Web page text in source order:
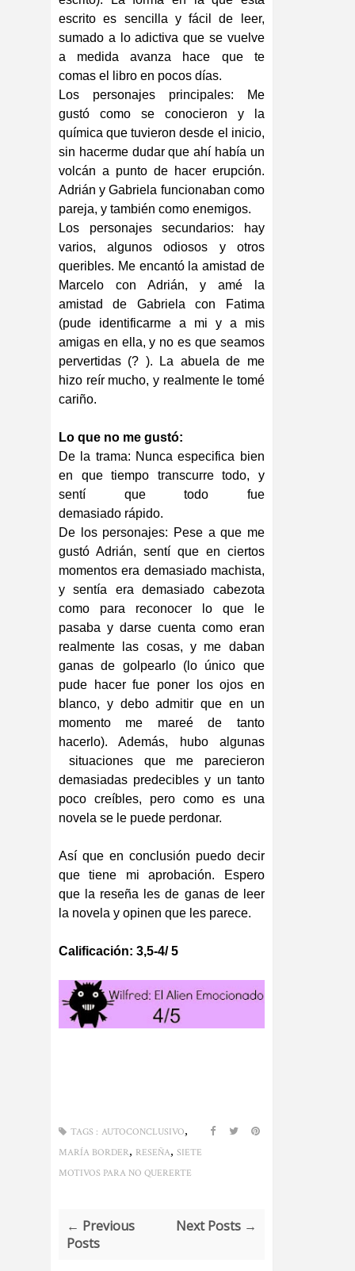
escrito es sencilla y fácil de leer,
sumado a lo adictiva que se vuelve
a medida avanza hace que te
comas el libro en pocos días.
Los personajes principales: Me
gustó como se conocieron y la
química que tuvieron desde el inicio,
sin hacerme dudar que ahí había un
volcán a punto de hacer erupción.
Adrián y Gabriela funcionaban como
pareja, y también como enemigos.
Los personajes secundarios: hay
varios, algunos odiosos y otros
queribles. Me encantó la amistad de
Marcelo con Adrián, y amé la
amistad de Gabriela con Fatima
(pude identificarme a mi y a mis
amigas en ella, y no es que seamos
pervertidas (? ). La abuela de me
hizo reír mucho, y realmente le tomé
cariño.
Lo que no me gustó:
De la trama: Nunca especifica bien
en que tiempo transcurre todo, y
sentí que todo fue
demasiado rápido.
De los personajes: Pese a que me
gustó Adrián, sentí que en ciertos
momentos era demasiado machista,
y sentía era demasiado cabezota
como para reconocer lo que le
pasaba y darse cuenta como eran
realmente las cosas, y me daban
ganas de golpearlo (lo único que
pude hacer fue poner los ojos en
blanco, y debo admitir que en un
momento me mareé de tanto
hacerlo). Además, hubo algunas
situaciones que me parecieron
demasiadas predecibles y un tanto
poco creíbles, pero como es una
novela se le puede perdonar.
Así que en conclusión puedo decir
que tiene mi aprobación. Espero
que la reseña les de ganas de leer
la novela y opinen que les parece.
Calificación: 3,5-4/ 5
TAGS : AUTOCONCLUSIVO,
MARÍA BORDER, RESEÑA, SIETE
MOTIVOS PARA NO QUERERTE
← Previous
Posts
Next Posts →